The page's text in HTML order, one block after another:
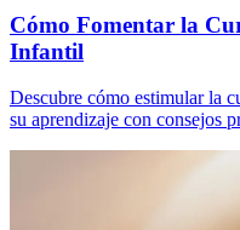
Cómo Fomentar la
Infantil
Descubre cómo estimular la
su aprendizaje con consejos